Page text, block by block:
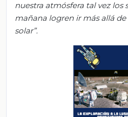
nuestra atmósfera tal vez los
mañana logren ir más allá
solar”.